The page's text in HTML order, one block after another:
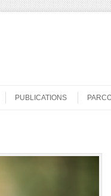
PUBLICATIONS